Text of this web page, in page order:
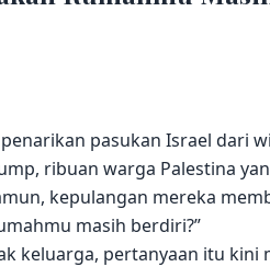
pasukan Israel dari
ribuan warga Palestina
kepulangan mereka
masih berdiri?”
keluarga, pertanyaan itu